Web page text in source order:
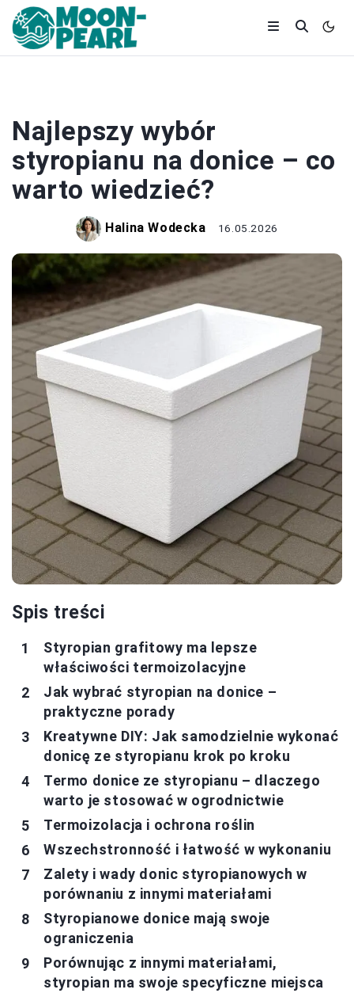
Najlepszy wybór
styropianu na donice – co
warto wiedzieć?
Halina Wodecka 16.05.2026
Spis treści
Styropian grafitowy ma lepsze
właściwości termoizolacyjne
Jak wybrać styropian na donice –
praktyczne porady
Kreatywne DIY: Jak samodzielnie wykonać
donicę ze styropianu krok po kroku
Termo donice ze styropianu – dlaczego
warto je stosować w ogrodnictwie
Termoizolacja i ochrona roślin
Wszechstronność i łatwość w wykonaniu
Zalety i wady donic styropianowych w
porównaniu z innymi materiałami
Styropianowe donice mają swoje
ograniczenia
Porównując z innymi materiałami,
styropian ma swoje specyficzne miejsca